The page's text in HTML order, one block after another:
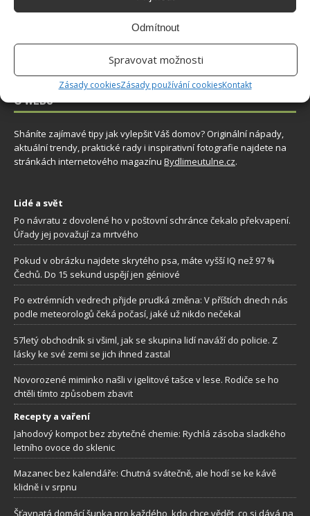
Odmítnout
Spravovat možnosti
Zásady cookiesZásady používání cookiesKontakt
O WEBU
Sháníte zajímavé tipy jak vylepšit Váš domov? Originální nápady,
aktuální trendy, praktické rady i inspirativní fotografie najdete na
stránkách internetového magazínu Bydlimeutulne.cz.
Lidé a svět
Po návratu z dovolené ho v poštovní schránce čekalo překvapení.
Úřady jej považují za mrtvého
Pokud v obrázku najdete skrytého psa, máte vyšší IQ než 97 %
Čechů. Do 15 sekund uspějí jen géniové
Po extrémních vedrech přijde prudká změna: V příštích dnech nás
podle meteorologů čeká počasí, jaké už nikdo nečekal
57letý obchodník si všiml, jak se skupina lidí naváží do policie. Z
lásky ke své zemi se jich ihned zastal
Novorozené miminko našli v igelitové tašce v lese. Rodiče se ho
chtěli tímto způsobem zbavit
Recepty a vaření
Jahodový kompot bez zbytečné chemie: Rychlá zásoba sladkého
letního ovoce do sklenic
Mazanec bez kalendáře: Chutná svátečně, ale hodí se ke kávě
klidně i v srpnu
Šťavnatá domácí šunka pro každého, kdo chce vědět, co si dává na